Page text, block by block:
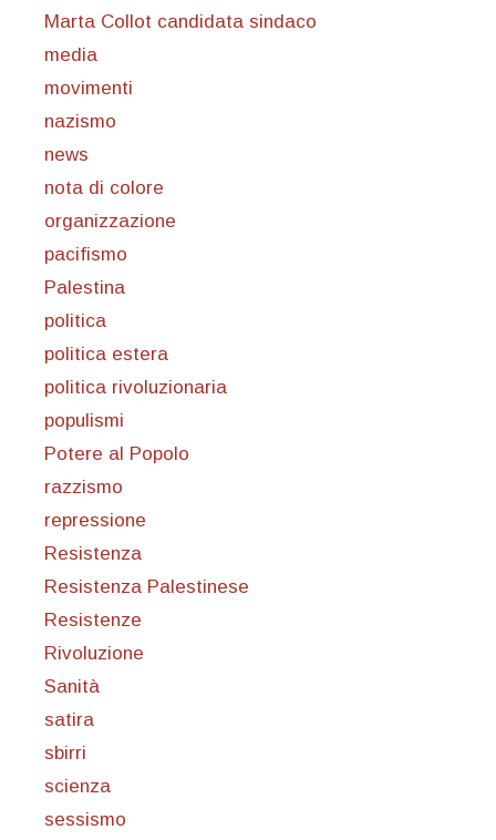
Marta Collot candidata sindaco
media
movimenti
nazismo
news
nota di colore
organizzazione
pacifismo
Palestina
politica
politica estera
politica rivoluzionaria
populismi
Potere al Popolo
razzismo
repressione
Resistenza
Resistenza Palestinese
Resistenze
Rivoluzione
Sanità
satira
sbirri
scienza
sessismo